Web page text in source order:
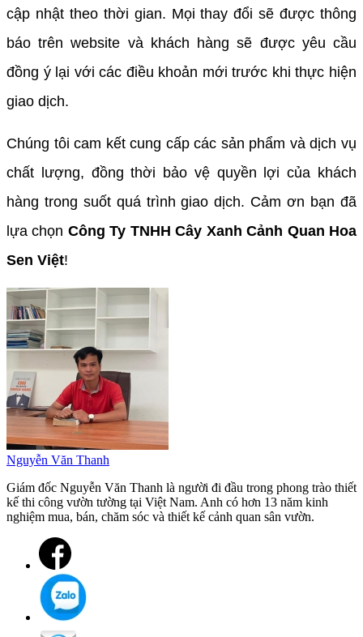
cập nhật theo thời gian. Mọi thay đổi sẽ được thông
báo trên website và khách hàng sẽ được yêu cầu
đồng ý lại với các điều khoản mới trước khi thực hiện
giao dịch.
Chúng tôi cam kết cung cấp các sản phẩm và dịch vụ
chất lượng, đồng thời bảo vệ quyền lợi của khách
hàng trong suốt quá trình giao dịch. Cảm ơn bạn đã
lựa chọn Công Ty TNHH Cây Xanh Cảnh Quan Hoa
Sen Việt!
Nguyễn Văn Thanh
Giám đốc Nguyễn Văn Thanh là người đi đầu trong phong trào thiết
kế thi công vườn tường tại Việt Nam. Anh có hơn 13 năm kinh
nghiệm mua, bán, chăm sóc và thiết kế cảnh quan sân vườn.